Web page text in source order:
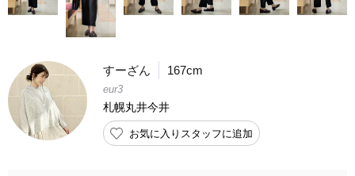
すーざん 167cm
eur3
札幌丸井今井
お気に入りスタッフに追加